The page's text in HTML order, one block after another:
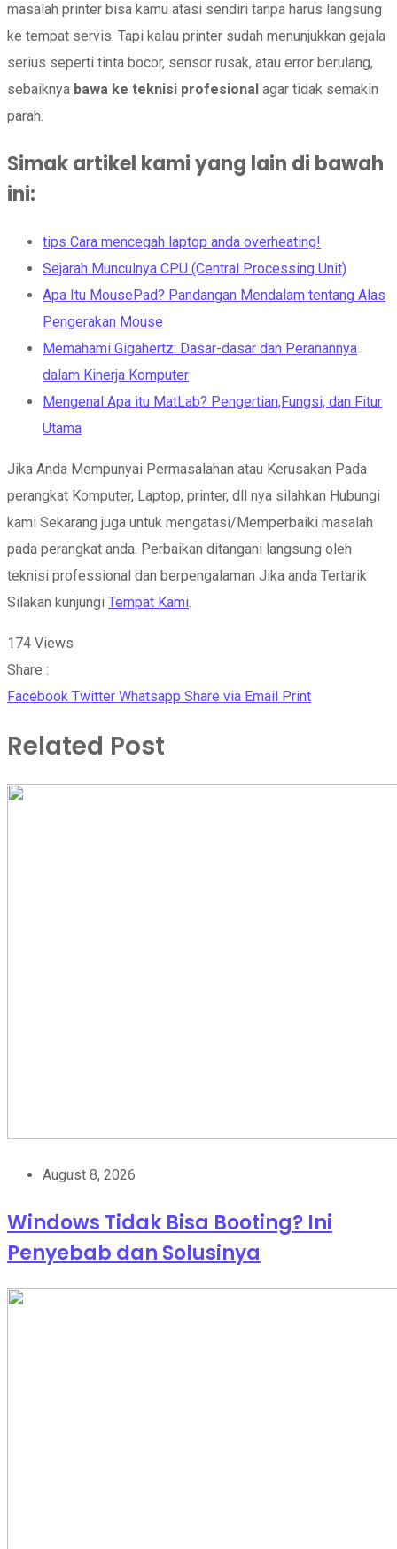
masalah printer bisa kamu atasi sendiri tanpa harus langsung
ke tempat servis. Tapi kalau printer sudah menunjukkan gejala
serius seperti tinta bocor, sensor rusak, atau error berulang,
sebaiknya bawa ke teknisi profesional agar tidak semakin
parah.
Simak artikel kami yang lain di bawah
ini:
tips Cara mencegah laptop anda overheating!
Sejarah Munculnya CPU (Central Processing Unit)
Apa Itu MousePad? Pandangan Mendalam tentang Alas
Pengerakan Mouse
Memahami Gigahertz: Dasar-dasar dan Peranannya
dalam Kinerja Komputer
Mengenal Apa itu MatLab? Pengertian,Fungsi, dan Fitur
Utama
Jika Anda Mempunyai Permasalahan atau Kerusakan Pada
perangkat Komputer, Laptop, printer, dll nya silahkan Hubungi
kami Sekarang juga untuk mengatasi/Memperbaiki masalah
pada perangkat anda. Perbaikan ditangani langsung oleh
teknisi professional dan berpengalaman Jika anda Tertarik
Silakan kunjungi Tempat Kami.
174 Views
Share :
Facebook Twitter Whatsapp Share via Email Print
Related Post
August 8, 2026
Windows Tidak Bisa Booting? Ini
Penyebab dan Solusinya